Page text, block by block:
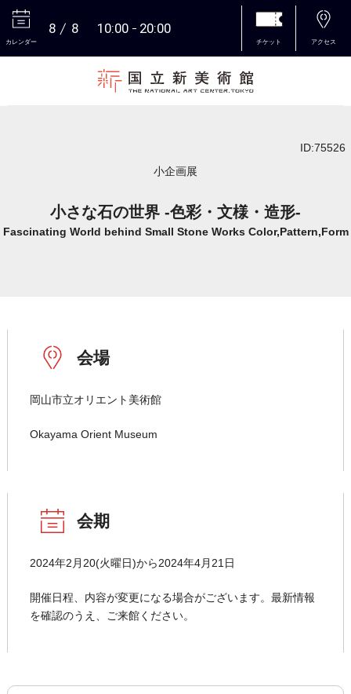
カレンダー
8 8 10:00 20:00
チケット アクセス
ID:75526
小企画展
小さな石の世界 -色彩・文様・造形-
Fascinating World behind Small Stone Works Color,Pattern,Form
会場
岡山市立オリエント美術館
Okayama Orient Museum
会期
2024年2月20(火曜日)から2024年4月21日
開催日程、内容が変更になる場合がございます。最新情報
を確認のうえ、ご来館ください。